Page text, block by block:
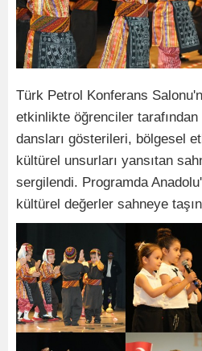
Türk Petrol Konferans
etkinlikte öğrenciler tarafından
dansları gösterileri, bölgesel
kültürel unsurları yansıtan
sergilendi. Programda
kültürel değerler sahneye